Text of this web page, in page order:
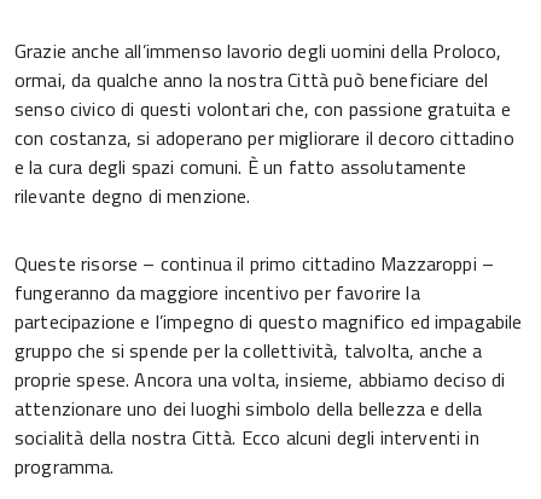
Grazie anche all’immenso lavorio degli uomini della Proloco,
ormai, da qualche anno la nostra Città può beneficiare del
senso civico di questi volontari che, con passione gratuita e
con costanza, si adoperano per migliorare il decoro cittadino
e la cura degli spazi comuni. È un fatto assolutamente
rilevante degno di menzione.
Queste risorse – continua il primo cittadino Mazzaroppi –
fungeranno da maggiore incentivo per favorire la
partecipazione e l’impegno di questo magnifico ed impagabile
gruppo che si spende per la collettività, talvolta, anche a
proprie spese. Ancora una volta, insieme, abbiamo deciso di
attenzionare uno dei luoghi simbolo della bellezza e della
socialità della nostra Città. Ecco alcuni degli interventi in
programma.